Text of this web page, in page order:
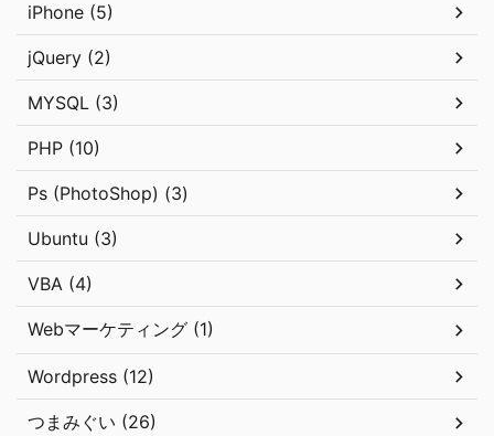
iPhone (5)
jQuery (2)
MYSQL (3)
PHP (10)
Ps (PhotoShop) (3)
Ubuntu (3)
VBA (4)
Webマーケティング (1)
Wordpress (12)
つまみぐい (26)